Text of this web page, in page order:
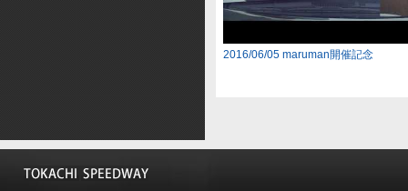
2016/06/05 maruman開催記念